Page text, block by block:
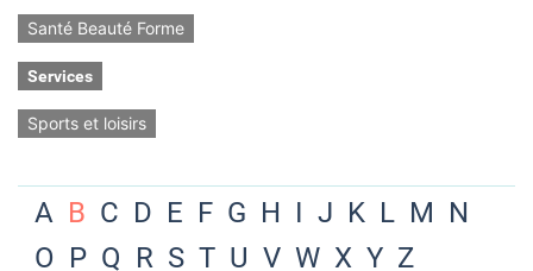
Santé Beauté Forme
Services
Sports et loisirs
A B C D E F G H I J K L M N
O P Q R S T U V W X Y Z